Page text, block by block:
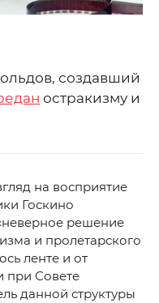
создавший
остракизму и
на восприятие
Госкино
решение
и пролетарского
ленте и от
при Совете
данной структуры